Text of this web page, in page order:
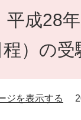
平成28
）の
ジを表示する